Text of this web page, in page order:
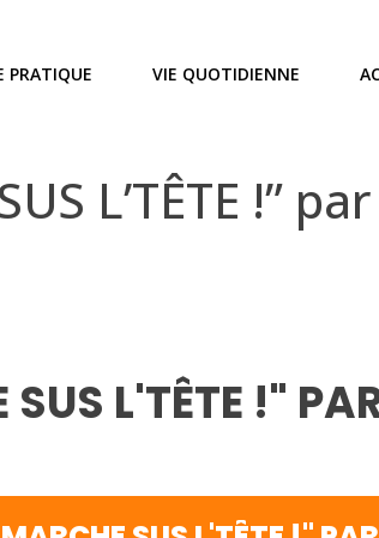
PRATIQUE VIE QUOTIDIENNE
L’TÊTE !”
L'TÊTE !"